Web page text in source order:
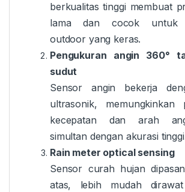
berkualitas tinggi membuat
lama dan cocok untuk
outdoor yang keras.
Pengukuran angin 360°
sudut
Sensor angin bekerja
ultrasonik, memungkinkan
kecepatan dan arah
simultan dengan akurasi
Rain meter optical sensing
Sensor curah hujan
atas, lebih mudah